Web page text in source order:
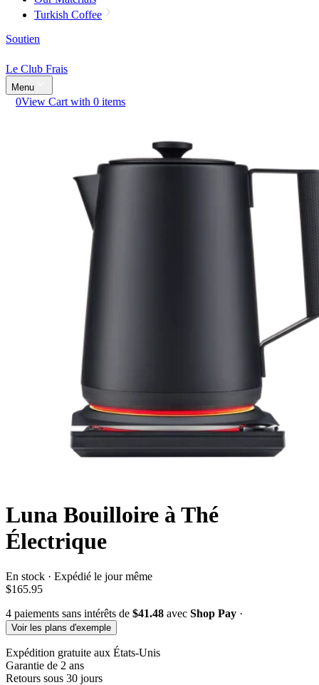
Turkish Coffee
Soutien
Le Club Frais
Menu
0View Cart with 0 items
Luna Bouilloire à Thé
Électrique
En stock · Expédié le jour même
$165.95
4 paiements sans intérêts de $41.48 avec Shop Pay ·
Voir les plans d'exemple
Expédition gratuite aux États-Unis
Garantie de 2 ans
Retours sous 30 jours